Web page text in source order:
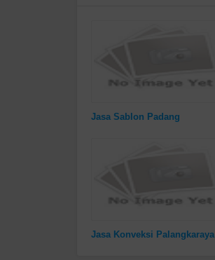
Jasa Sablon Padang
Jasa Konveksi Palangkaraya